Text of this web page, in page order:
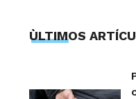
ÙLTIMOS